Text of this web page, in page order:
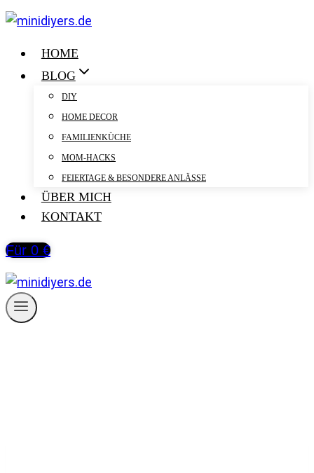
Zum
springenHOME
BLOG
DIY
HOME DECOR
FAMILIENKÜCHE
MOM-HACKS
FEIERTAGE & BESONDERE ANLÄSSE
ÜBER MICH
KONTAKT
Für 0 €